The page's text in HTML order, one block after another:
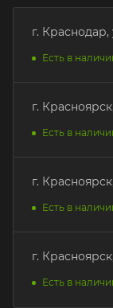
г.
Есть в
г.
Есть в
г.
Есть в
г.
Есть в